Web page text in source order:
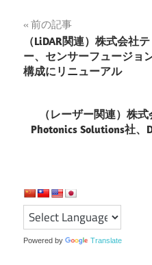
投
稿
ナ
ゲ
シ
ョ
ン
前の記事
（LiDAR関連）株式会社
ー、センサーフュージョ
構成にリニューアル
（レーザー関連）株
Photonics Solutions社、
Powered by Translate